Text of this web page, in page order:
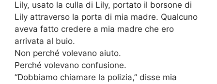
Lily, usato la culla di Lily, portato il borsone di
Lily attraverso la porta di mia madre. Qualcuno
aveva fatto credere a mia madre che ero
arrivata al buio.
Non perché volevano aiuto.
Perché volevano confusione.
“Dobbiamo chiamare la polizia,” disse mia